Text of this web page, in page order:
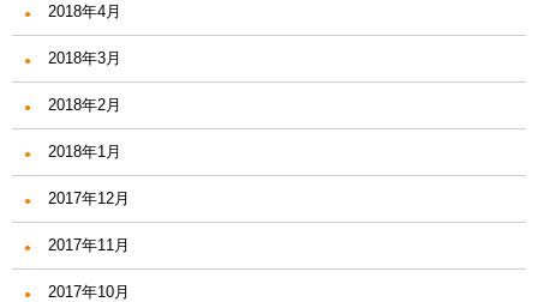
2018年4月
2018年3月
2018年2月
2018年1月
2017年12月
2017年11月
2017年10月